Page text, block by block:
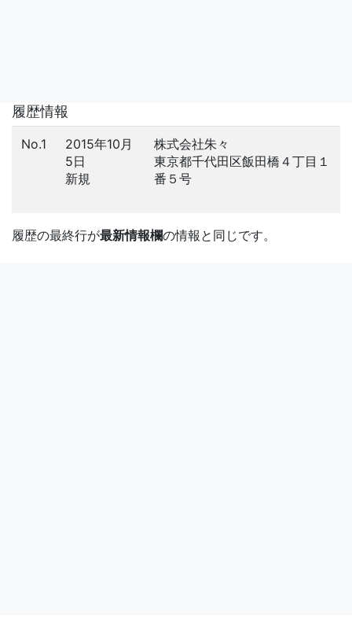
履歴情報
No.1
2015年10月
5日
新規
株式会社朱々
東京都千代田区飯田橋４丁目１
番５号
履歴の最終行が最新情報欄の情報と同じです。